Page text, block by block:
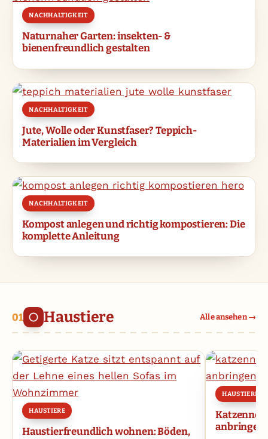
NACHHALTIGKEIT
Naturnaher Garten: insekten- &
bienenfreundlich gestalten
NACHHALTIGKEIT
Jute, Wolle oder Kunstfaser? Teppich-
Materialien im Vergleich
NACHHALTIGKEIT
Kompost anlegen und richtig kompostieren: Die
komplette Anleitung
Haustiere Alle ansehen →
HAUSTIERE
Haustierfreundlich wohnen: Böden,
HAUSTIERE
anbringen